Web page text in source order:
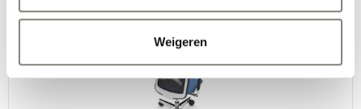
Weigeren
Vanaf €